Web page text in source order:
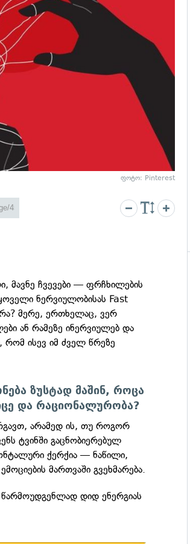
ფოტო: Pinterest
მავნე ჩვევები — ფრჩხილების
ნერვიულობისას Fast
მერე, ერთხელაც, ვერ
ან რამეზე ინერვიულებ და
ისევ იმ ძველ წრეზე
ზუსტად მაშინ, როცა
და რაციონალურობა?
არამედ ის, თუ როგორ
ტვინში გაცნობიერებულ
ქერქია — ნაწილი,
მართვაში გვეხმარება.
წარმოუდგენლად დიდ ენერგიას